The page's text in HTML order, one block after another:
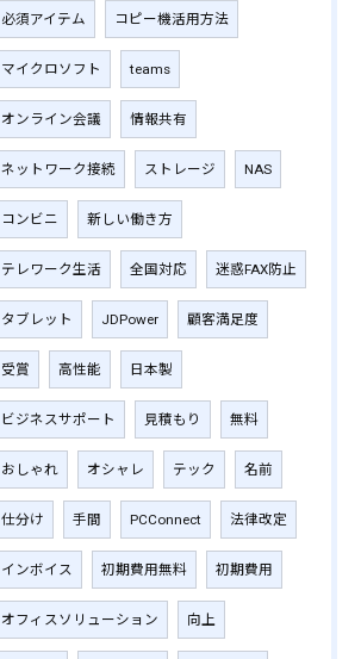
必須アイテム コピー機活用方法
マイクロソフト teams
オンライン会議 情報共有
ネットワーク接続 ストレージ NAS
コンビニ 新しい働き方
テレワーク生活 全国対応 迷惑FAX防止
タブレット JDPower 顧客満足度
受賞 高性能 日本製
ビジネスサポート 見積もり 無料
おしゃれ オシャレ テック 名前
仕分け 手間 PCConnect 法律改定
インボイス 初期費用無料 初期費用
オフィスソリューション 向上